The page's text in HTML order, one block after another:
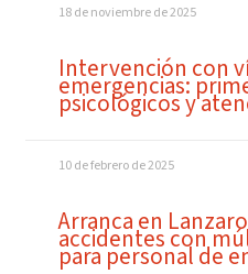
18 de noviembre de 2025
Intervención con
emergencias:
psicológicos y
10 de febrero de 2025
Arranca en
accidentes con
para personal de